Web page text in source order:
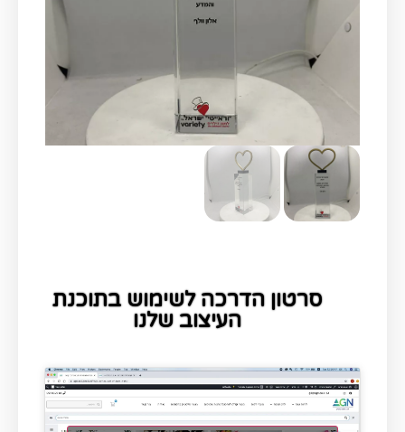
סרטון הדרכה לשימוש בתוכנת
העיצוב שלנו